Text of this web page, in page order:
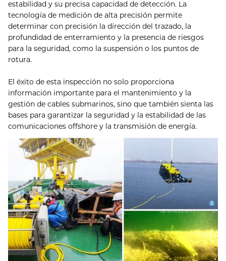
estabilidad y su precisa capacidad de detección. La
tecnología de medición de alta precisión permite
determinar con precisión la dirección del trazado, la
profundidad de enterramiento y la presencia de riesgos
para la seguridad, como la suspensión o los puntos de
rotura.
El éxito de esta inspección no solo proporciona
información importante para el mantenimiento y la
gestión de cables submarinos, sino que también sienta las
bases para garantizar la seguridad y la estabilidad de las
comunicaciones offshore y la transmisión de energía.